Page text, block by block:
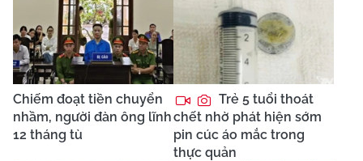
Chiếm đoạt tiền chuyển
nhầm, người đàn ông lĩnh
12 tháng tù
Trẻ 5 tuổi thoát
chết nhờ phát hiện sớm
pin cúc áo mắc trong
thực quản